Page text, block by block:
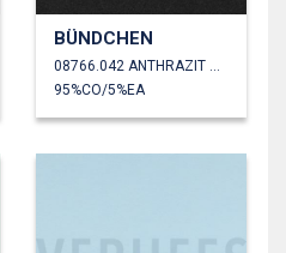
BÜNDCHEN
95%CO/5%EA